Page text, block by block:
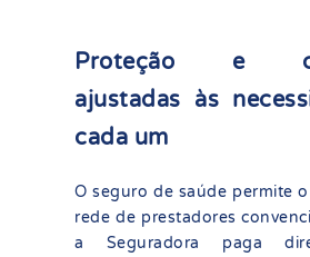
Proteção e
ajustadas às
cada um
O seguro de saúde permite
rede de prestadores
a Seguradora paga